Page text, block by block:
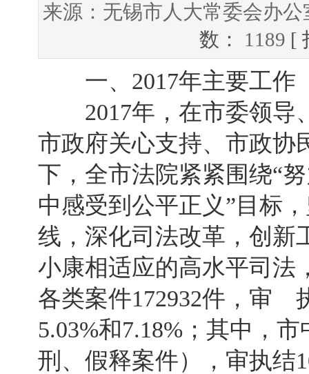
来源：无锡市人大常委会办
数： 1189 [
一、2017年主要工作
2017年，在市委领导
市政府关心支持、市政协
下，全市法院紧紧围绕“
中感受到公平正义”目标
线，深化司法改革，创新
小康相适应的高水平司法
各类案件172932件，审
5.03%和7.18%；其中，
刑、假释案件），审执结